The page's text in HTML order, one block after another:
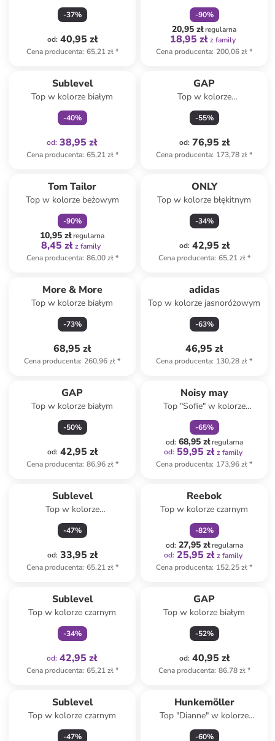
-37%
od: 40,95 zł
Cena producenta: 65,21 zł*
-90%
20,95 złregularna
18,95 zł z family
Cena producenta: 200,06 zł*
Sublevel
Top w kolorze białym
-40%
od: 38,95 zł
Cena producenta: 65,21 zł*
GAP
Top w kolorze
ciemnobrązowo-białym
-55%
od: 76,95 zł
Cena producenta: 173,78 zł*
Tom Tailor
Top w kolorze beżowym
-90%
10,95 złregularna
8,45 zł z family
Cena producenta: 86,00 zł*
ONLY
Top w kolorze błękitnym
-34%
od: 42,95 zł
Cena producenta: 65,21 zł*
More & More
Top w kolorze białym
-73%
68,95 zł
Cena producenta: 260,96 zł*
adidas
Top w kolorze jasnoróżowym
-63%
46,95 zł
Cena producenta: 130,28 zł*
GAP
Top w kolorze białym
-50%
od: 42,95 zł
Cena producenta: 86,96 zł*
Noisy may
Top "Sofie" w kolorze
ciemnobrązowym
-65%
od: 68,95 złregularna
od: 59,95 zł z family
Cena producenta: 173,96 zł*
Sublevel
Top w kolorze
pomarańczowym
-47%
od: 33,95 zł
Cena producenta: 65,21 zł*
Reebok
Top w kolorze czarnym
-82%
od: 27,95 złregularna
od: 25,95 zł z family
Cena producenta: 152,25 zł*
Sublevel
Top w kolorze czarnym
-34%
od: 42,95 zł
Cena producenta: 65,21 zł*
GAP
Top w kolorze białym
-52%
od: 40,95 zł
Cena producenta: 86,78 zł*
Sublevel
Top w kolorze czarnym
-47%
Hunkemöller
Top "Dianne" w kolorze
czarnym
-60%